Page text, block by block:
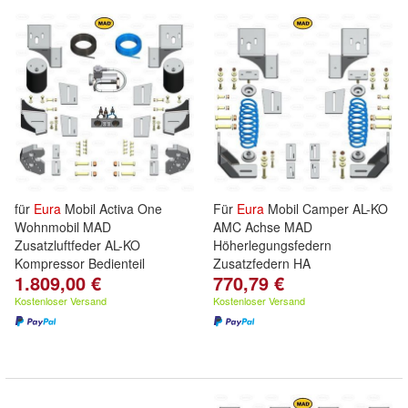
für Eura Mobil Activa One
Wohnmobil MAD
Zusatzluftfeder AL-KO
Kompressor Bedienteil
1.809,00 €
Kostenloser Versand
Für Eura Mobil Camper AL-KO
AMC Achse MAD
Höherlegungsfedern
Zusatzfedern HA
770,79 €
Kostenloser Versand